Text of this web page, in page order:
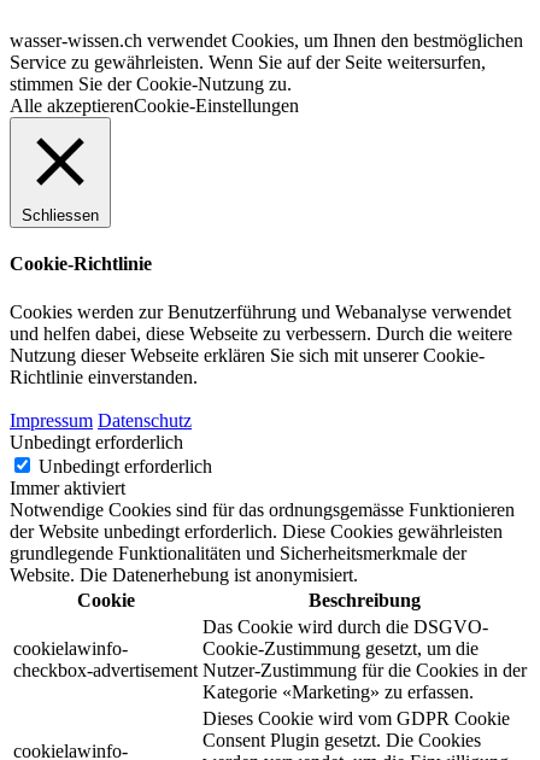
wasser-wissen.ch verwendet Cookies, um Ihnen den bestmöglichen
Service zu gewährleisten. Wenn Sie auf der Seite weitersurfen,
stimmen Sie der Cookie-Nutzung zu.
Alle akzeptierenCookie-Einstellungen
Schliessen
Cookie-Richtlinie
Cookies werden zur Benutzerführung und Webanalyse verwendet
und helfen dabei, diese Webseite zu verbessern. Durch die weitere
Nutzung dieser Webseite erklären Sie sich mit unserer Cookie-
Richtlinie einverstanden.
Impressum Datenschutz
Unbedingt erforderlich
Unbedingt erforderlich
Immer aktiviert
Notwendige Cookies sind für das ordnungsgemässe Funktionieren
der Website unbedingt erforderlich. Diese Cookies gewährleisten
grundlegende Funktionalitäten und Sicherheitsmerkmale der
Website. Die Datenerhebung ist anonymisiert.
Cookie
Beschreibung
cookielawinfo-
checkbox-advertisement
Das Cookie wird durch die DSGVO-
Cookie-Zustimmung gesetzt, um die
Nutzer-Zustimmung für die Cookies in der
Kategorie «Marketing» zu erfassen.
cookielawinfo-
Dieses Cookie wird vom GDPR Cookie
Consent Plugin gesetzt. Die Cookies